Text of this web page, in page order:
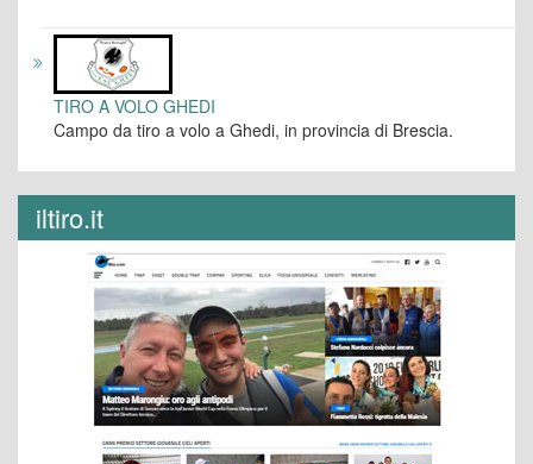
TIRO A VOLO GHEDI
Campo da tiro a volo a Ghedi, in provincia di Brescia.
iltiro.it